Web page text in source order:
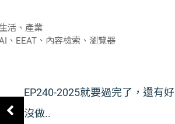
分
類
生活 、 產業
標 、 EEAT 、 內容檢索 、瀏覽器
EP240-2025就要過完了，還有
沒做..